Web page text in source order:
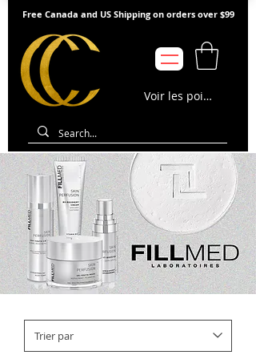
Free Canada and US Shipping on orders over $99
Voir les points